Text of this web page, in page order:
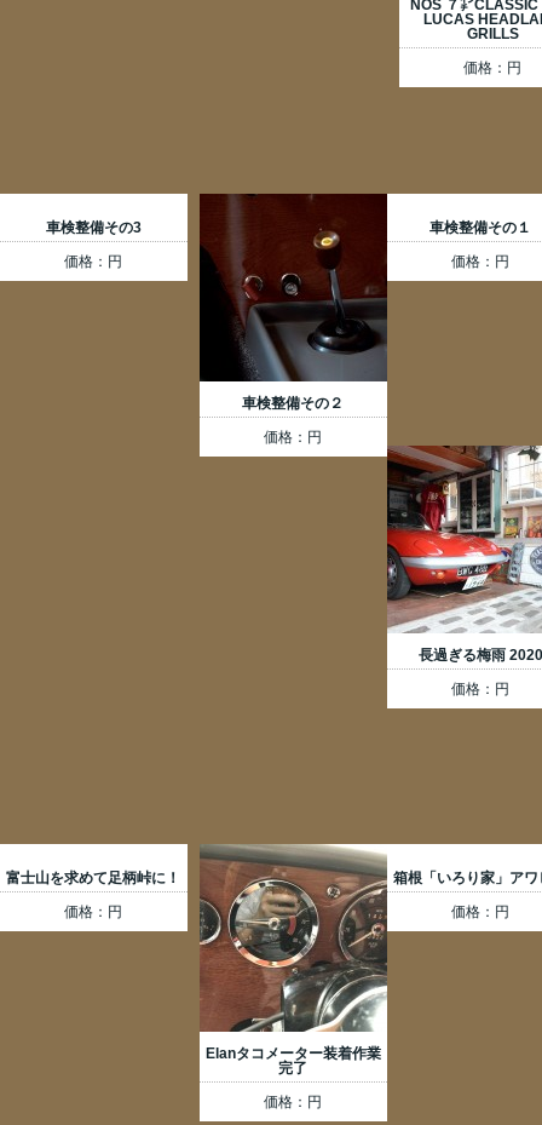
NOS ７㌅
LUCAS
GRILLS
価格：円
車検整備その3
価格：円
車検整備その２
価格：円
車検整備その１
価格：円
長過ぎる梅雨 2020
価格：円
富士山を求めて足柄峠に！
価格：円
Elanタコメーター装着作業
完了
価格：円
箱根「いろり家」アワ
価格：円